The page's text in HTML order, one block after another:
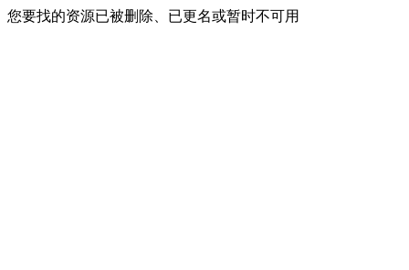
您要找的资源已被删除、已更名或暂时不可用